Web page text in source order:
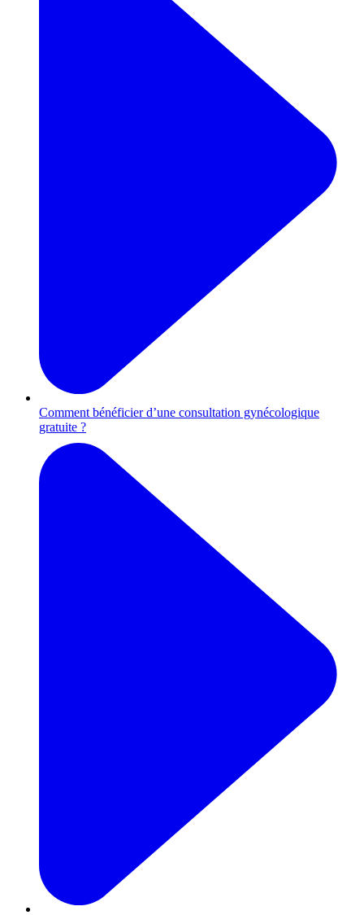
Comment bénéficier d’une consultation gynécologique
gratuite ?